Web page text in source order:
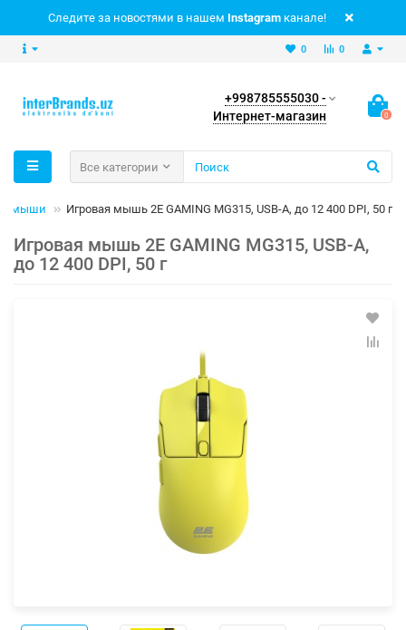
Следите за новостями в нашем Instagram канале!
0
0
+998785555030 -
Интернет-магазин
0
Все категории
мыши Игровая мышь 2E GAMING MG315, USB-A, до 12 400 DPI, 50 г
Игровая мышь 2E GAMING MG315, USB-A,
до 12 400 DPI, 50 г